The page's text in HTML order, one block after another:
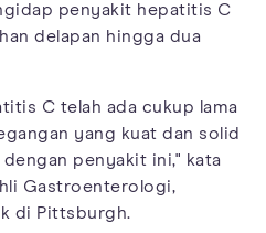
penyakit hepatitis C
delapan hingga dua
C telah ada cukup lama
yang kuat dan solid
penyakit ini," kata
Gastroenterologi,
di Pittsburgh.